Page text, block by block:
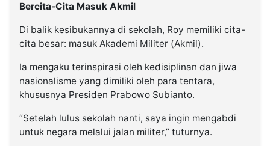
Bercita-Cita Masuk Akmil
Di balik kesibukannya di sekolah, Roy memiliki cita-
cita besar: masuk Akademi Militer (Akmil).
Ia mengaku terinspirasi oleh kedisiplinan dan jiwa
nasionalisme yang dimiliki oleh para tentara,
khususnya Presiden Prabowo Subianto.
“Setelah lulus sekolah nanti, saya ingin mengabdi
untuk negara melalui jalan militer,” tuturnya.